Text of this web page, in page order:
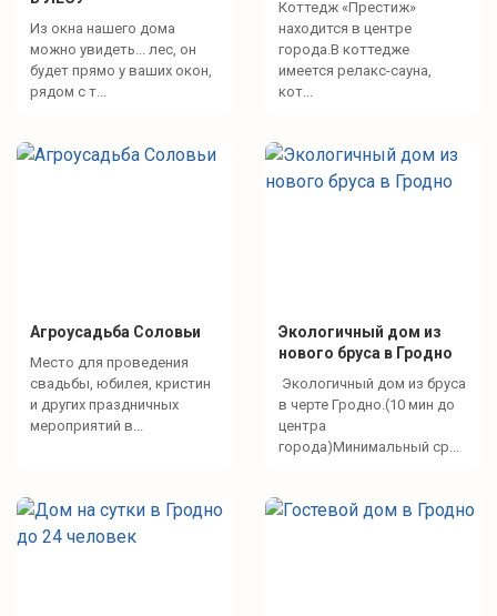
Из окна нашего дома
можно увидеть... лес, он
будет прямо у ваших окон,
рядом с т...
Коттедж «Престиж»
находится в центре
города.В коттедже
имеется релакс-сауна,
кот...
Агроусадьба Соловьи
Место для проведения
свадьбы, юбилея, кристин
и других праздничных
мероприятий в...
Экологичный дом из
нового бруса в Гродно
Экологичный дом из бруса
в черте Гродно.(10 мин до
центра
города)Минимальный ср...